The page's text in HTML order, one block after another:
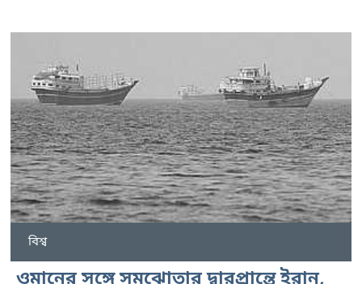
বিশ্ব
ওমানের সঙ্গে সমঝোতার দ্বারপ্রান্তে ইরান,